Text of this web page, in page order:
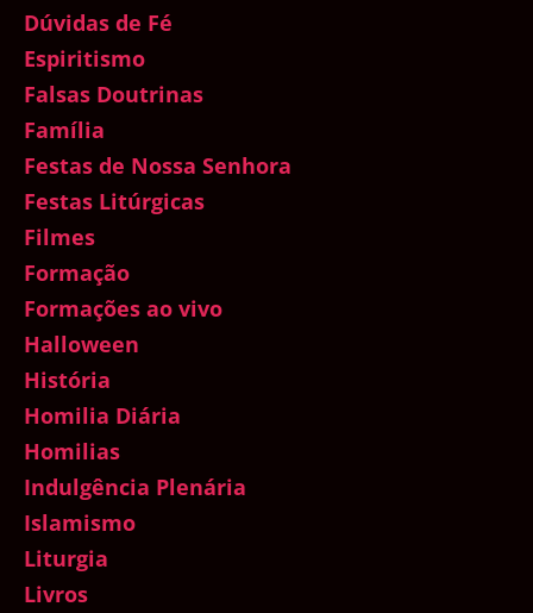
Dúvidas de Fé
Espiritismo
Falsas Doutrinas
Família
Festas de Nossa Senhora
Festas Litúrgicas
Filmes
Formação
Formações ao vivo
Halloween
História
Homilia Diária
Homilias
Indulgência Plenária
Islamismo
Liturgia
Livros